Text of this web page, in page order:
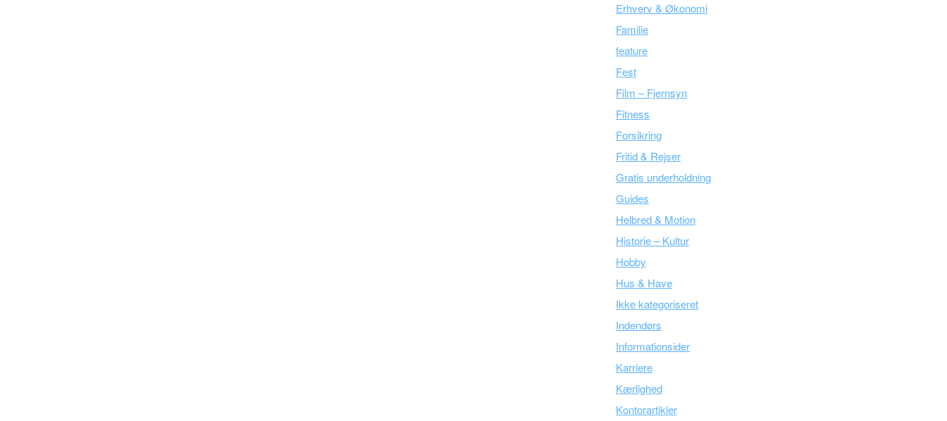
Erhverv & Økonomi
Familie
feature
Fest
Film – Fjernsyn
Fitness
Forsikring
Fritid & Rejser
Gratis underholdning
Guides
Helbred & Motion
Historie – Kultur
Hobby
Hus & Have
Ikke kategoriseret
Indendørs
Informationsider
Karriere
Kærlighed
Kontorartikler